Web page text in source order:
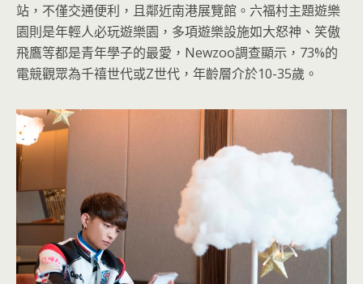
站，不僅交通便利，且鄰近南港展覽館。六福村主題遊樂
園則是年輕人必玩遊樂園，多項遊樂設施如大怒神、笑傲
飛鷹等都是青年學子的最愛，Newzoo調查顯示，73%的
電競觀眾為千禧世代或Z世代，年齡層介於10-35歲。